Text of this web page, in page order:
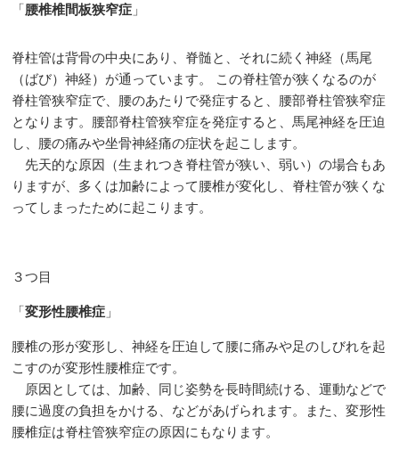
「腰椎椎間板狭窄症 」
脊柱管は背骨の中央にあり、脊髄と、それに続く神経（馬尾
（ばび）神経）が通っています。 この脊柱管が狭くなるのが
脊柱管狭窄症で、腰のあたりで発症すると、腰部脊柱管狭窄症
となります。腰部脊柱管狭窄症を発症すると、馬尾神経を圧迫
し、腰の痛みや坐骨神経痛の症状を起こします。
先天的な原因（生まれつき脊柱管が狭い、弱い）の場合もあ
りますが、多くは加齢によって腰椎が変化し、脊柱管が狭くな
ってしまったために起こります。
３つ目
「変形性腰椎症 」
腰椎の形が変形し、神経を圧迫して腰に痛みや足のしびれを起
こすのが変形性腰椎症です。
原因としては、加齢、同じ姿勢を長時間続ける、運動などで
腰に過度の負担をかける、などがあげられます。また、変形性
腰椎症は脊柱管狭窄症の原因にもなります。